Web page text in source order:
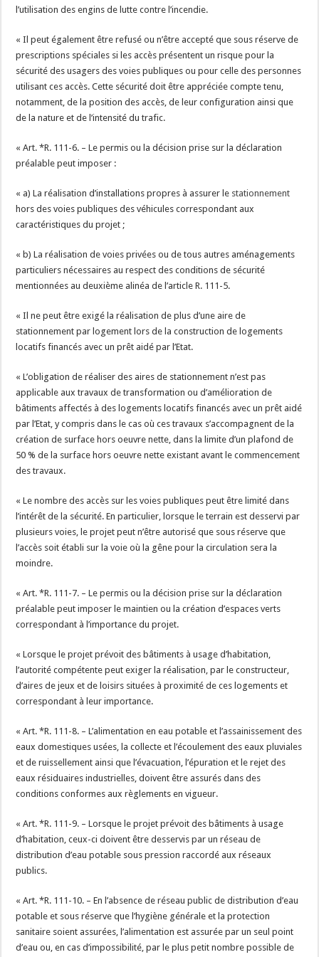
l’utilisation des engins de lutte contre l’incendie.
« Il peut également être refusé ou n’être accepté que sous réserve de
prescriptions spéciales si les accès présentent un risque pour la
sécurité des usagers des voies publiques ou pour celle des personnes
utilisant ces accès. Cette sécurité doit être appréciée compte tenu,
notamment, de la position des accès, de leur configuration ainsi que
de la nature et de l’intensité du trafic.
« Art. *R. 111-6. – Le permis ou la décision prise sur la déclaration
préalable peut imposer :
« a) La réalisation d’installations propres à assurer le stationnement
hors des voies publiques des véhicules correspondant aux
caractéristiques du projet ;
« b) La réalisation de voies privées ou de tous autres aménagements
particuliers nécessaires au respect des conditions de sécurité
mentionnées au deuxième alinéa de l’article R. 111-5.
« Il ne peut être exigé la réalisation de plus d’une aire de
stationnement par logement lors de la construction de logements
locatifs financés avec un prêt aidé par l’Etat.
« L’obligation de réaliser des aires de stationnement n’est pas
applicable aux travaux de transformation ou d’amélioration de
bâtiments affectés à des logements locatifs financés avec un prêt aidé
par l’Etat, y compris dans le cas où ces travaux s’accompagnent de la
création de surface hors oeuvre nette, dans la limite d’un plafond de
50 % de la surface hors oeuvre nette existant avant le commencement
des travaux.
« Le nombre des accès sur les voies publiques peut être limité dans
l’intérêt de la sécurité. En particulier, lorsque le terrain est desservi par
plusieurs voies, le projet peut n’être autorisé que sous réserve que
l’accès soit établi sur la voie où la gêne pour la circulation sera la
moindre.
« Art. *R. 111-7. – Le permis ou la décision prise sur la déclaration
préalable peut imposer le maintien ou la création d’espaces verts
correspondant à l’importance du projet.
« Lorsque le projet prévoit des bâtiments à usage d’habitation,
l’autorité compétente peut exiger la réalisation, par le constructeur,
d’aires de jeux et de loisirs situées à proximité de ces logements et
correspondant à leur importance.
« Art. *R. 111-8. – L’alimentation en eau potable et l’assainissement des
eaux domestiques usées, la collecte et l’écoulement des eaux pluviales
et de ruissellement ainsi que l’évacuation, l’épuration et le rejet des
eaux résiduaires industrielles, doivent être assurés dans des
conditions conformes aux règlements en vigueur.
« Art. *R. 111-9. – Lorsque le projet prévoit des bâtiments à usage
d’habitation, ceux-ci doivent être desservis par un réseau de
distribution d’eau potable sous pression raccordé aux réseaux
publics.
« Art. *R. 111-10. – En l’absence de réseau public de distribution d’eau
potable et sous réserve que l’hygiène générale et la protection
sanitaire soient assurées, l’alimentation est assurée par un seul point
d’eau ou, en cas d’impossibilité, par le plus petit nombre possible de